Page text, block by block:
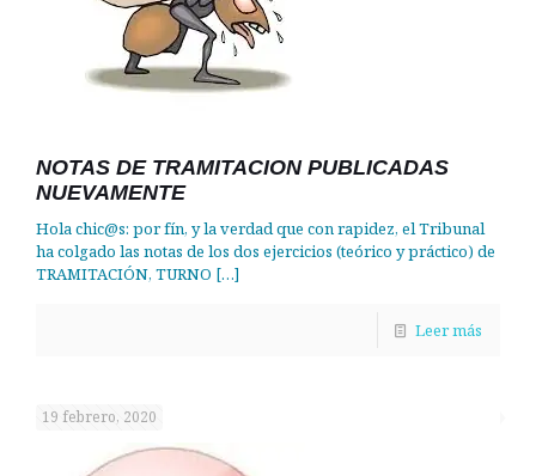
NOTAS DE TRAMITACION PUBLICADAS
NUEVAMENTE
Hola chic@s: por fín, y la verdad que con rapidez, el Tribunal
ha colgado las notas de los dos ejercicios (teórico y práctico) de
TRAMITACIÓN, TURNO […]
Leer más
19 febrero, 2020